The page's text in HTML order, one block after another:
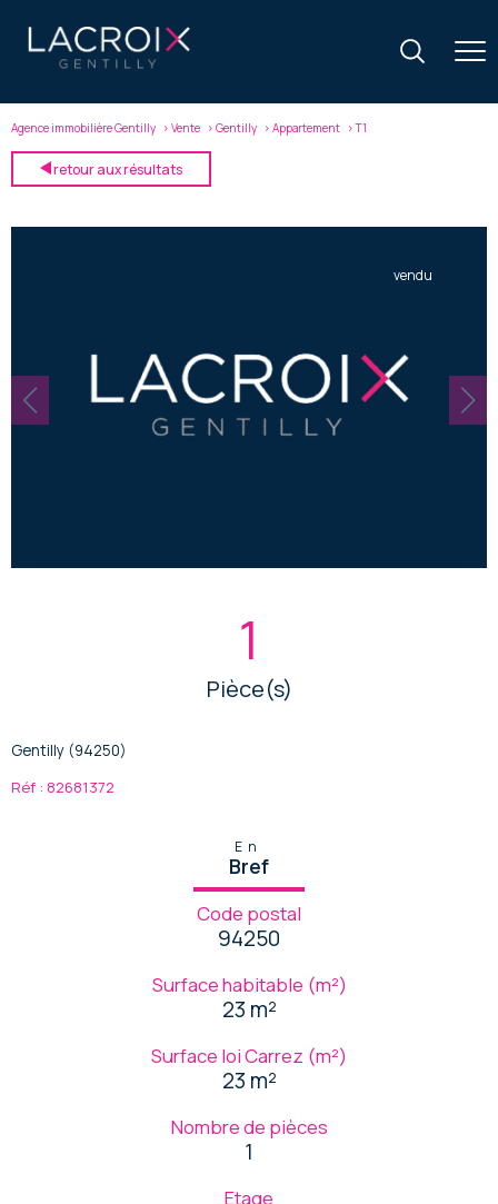
Agence immobilière Gentilly Vente Gentilly Appartement T1
retour aux résultats
vendu
1
Pièce(s)
Gentilly (94250)
Réf : 82681372
En
Bref
Code postal
94250
Surface habitable (m²)
23 m²
Surface loi Carrez (m²)
23 m²
Nombre de pièces
1
Etage